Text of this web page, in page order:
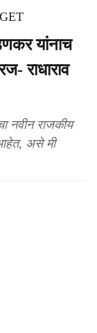
यांनाच
राधाराव
नवीन राजकीय
आहेत, असे मी